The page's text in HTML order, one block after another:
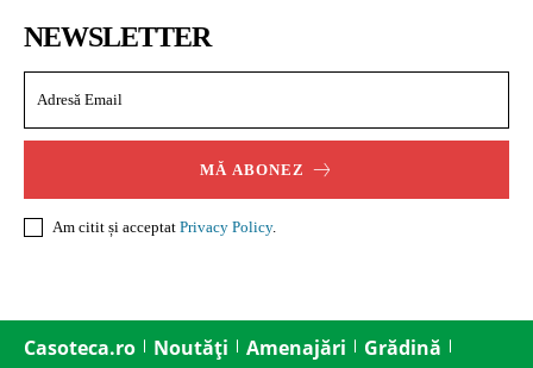
NEWSLETTER
MĂ ABONEZ
Am citit și acceptat Privacy Policy.
Casoteca.ro Noutăți Amenajări
Grădină